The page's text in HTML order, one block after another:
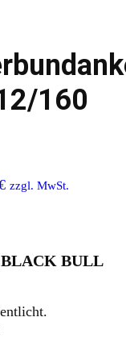
160
zzgl. MwSt.
BULL